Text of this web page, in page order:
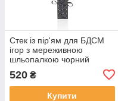
Стек із пір'ям для БДСМ
ігор з мереживною
шльопалкою чорний
520 ₴
Купити